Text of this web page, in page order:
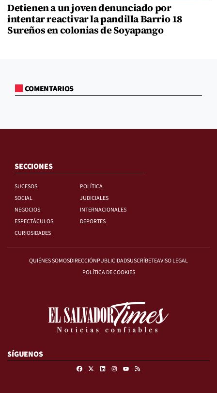
Detienen a un joven denunciado por
intentar reactivar la pandilla Barrio 18
Sureños en colonias de Soyapango
COMENTARIOS
SECCIONES
SUCESOS
POLÍTICA
SOCIAL
JUDICIALES
NEGOCIOS
INTERNACIONALES
ESPECTÁCULOS
DEPORTES
CURIOSIDADES
QUIÉNES SOMOSDIRECCIÓNPUBLICIDADSUSCRÍBETEAVISO LEGAL
POLÍTICA DE COOKIES
SÍGUENOS
FacebookLinkedinInstagram